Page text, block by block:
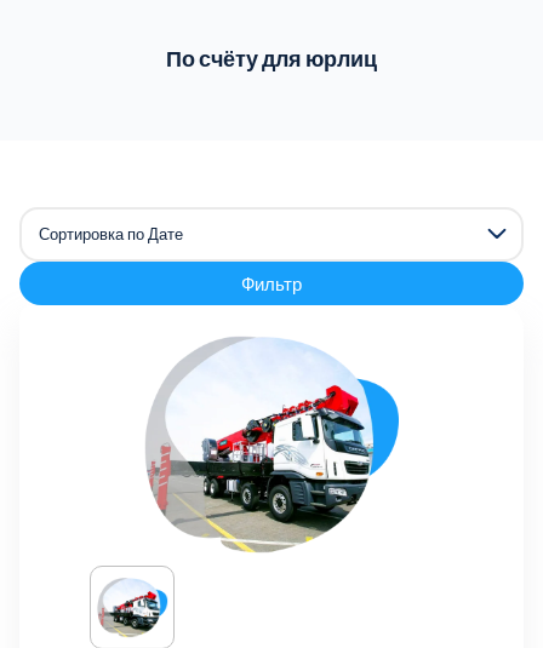
По счёту для юрлиц
Фильтр
Сортировка по Дате
Сортировка по Названию
Сортировка по Цене (возрастание)
Сортировка по Цене (убывание)